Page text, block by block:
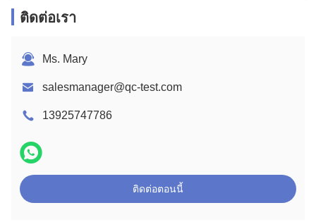
ติดต่อเรา
Ms. Mary
salesmanager@qc-test.com
13925747786
ติดต่อตอนนี้